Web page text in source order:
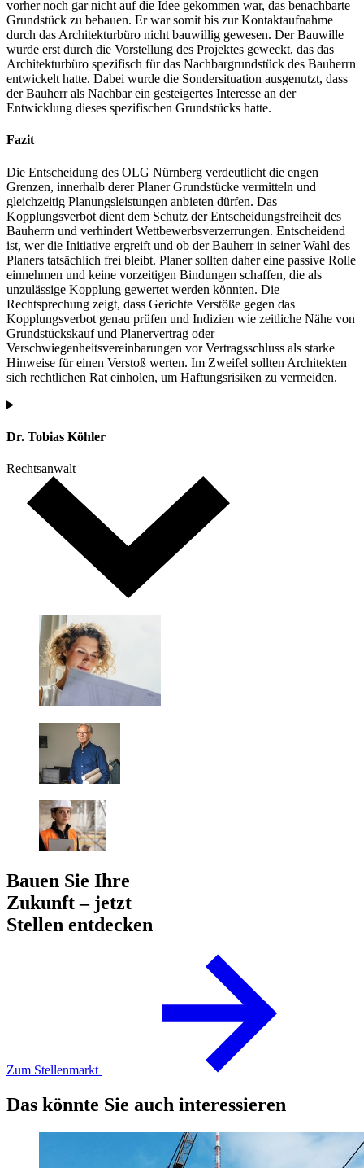
vorher noch gar nicht auf die Idee gekommen war, das benachbarte
Grundstück zu bebauen. Er war somit bis zur Kontaktaufnahme
durch das Architekturbüro nicht bauwillig gewesen. Der Bauwille
wurde erst durch die Vorstellung des Projektes geweckt, das das
Architekturbüro spezifisch für das Nachbargrundstück des Bauherrn
entwickelt hatte. Dabei wurde die Sondersituation ausgenutzt, dass
der Bauherr als Nachbar ein gesteigertes Interesse an der
Entwicklung dieses spezifischen Grundstücks hatte.
Fazit
Die Entscheidung des OLG Nürnberg verdeutlicht die engen
Grenzen, innerhalb derer Planer Grundstücke vermitteln und
gleichzeitig Planungsleistungen anbieten dürfen. Das
Kopplungsverbot dient dem Schutz der Entscheidungsfreiheit des
Bauherrn und verhindert Wettbewerbsverzerrungen. Entscheidend
ist, wer die Initiative ergreift und ob der Bauherr in seiner Wahl des
Planers tatsächlich frei bleibt. Planer sollten daher eine passive Rolle
einnehmen und keine vorzeitigen Bindungen schaffen, die als
unzulässige Kopplung gewertet werden könnten. Die
Rechtsprechung zeigt, dass Gerichte Verstöße gegen das
Kopplungsverbot genau prüfen und Indizien wie zeitliche Nähe von
Grundstückskauf und Planervertrag oder
Verschwiegenheitsvereinbarungen vor Vertragsschluss als starke
Hinweise für einen Verstoß werten. Im Zweifel sollten Architekten
sich rechtlichen Rat einholen, um Haftungsrisiken zu vermeiden.
Dr. Tobias Köhler
Rechtsanwalt
Bauen Sie Ihre
Zukunft – jetzt
Stellen entdecken
Zum Stellenmarkt
Das könnte Sie auch interessieren